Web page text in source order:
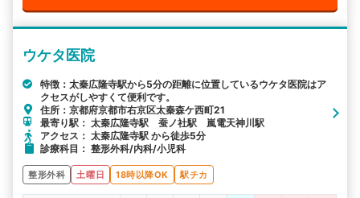
ウケタ医院
特徴：太秦広隆寺駅から5分の距離に位置しているウケタ医院はア
クセスがしやすくて便利です。
住所：京都府京都市右京区太秦森ケ西町21
最寄り駅： 太秦広隆寺駅 蚕ノ社駅 嵐電天神川駅
アクセス： 太秦広隆寺駅 から徒歩5分
診療科目： 整形外科/内科/小児科
整形外科 土曜日 18時以降OK 駅チカ